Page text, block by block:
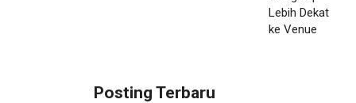
Posting Terbaru